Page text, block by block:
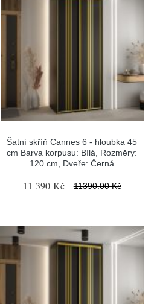
Šatní skříň Cannes 6 - hloubka 45
cm Barva korpusu: Bílá, Rozměry:
120 cm, Dveře: Černá
11 390 Kč 11390.00 Kč